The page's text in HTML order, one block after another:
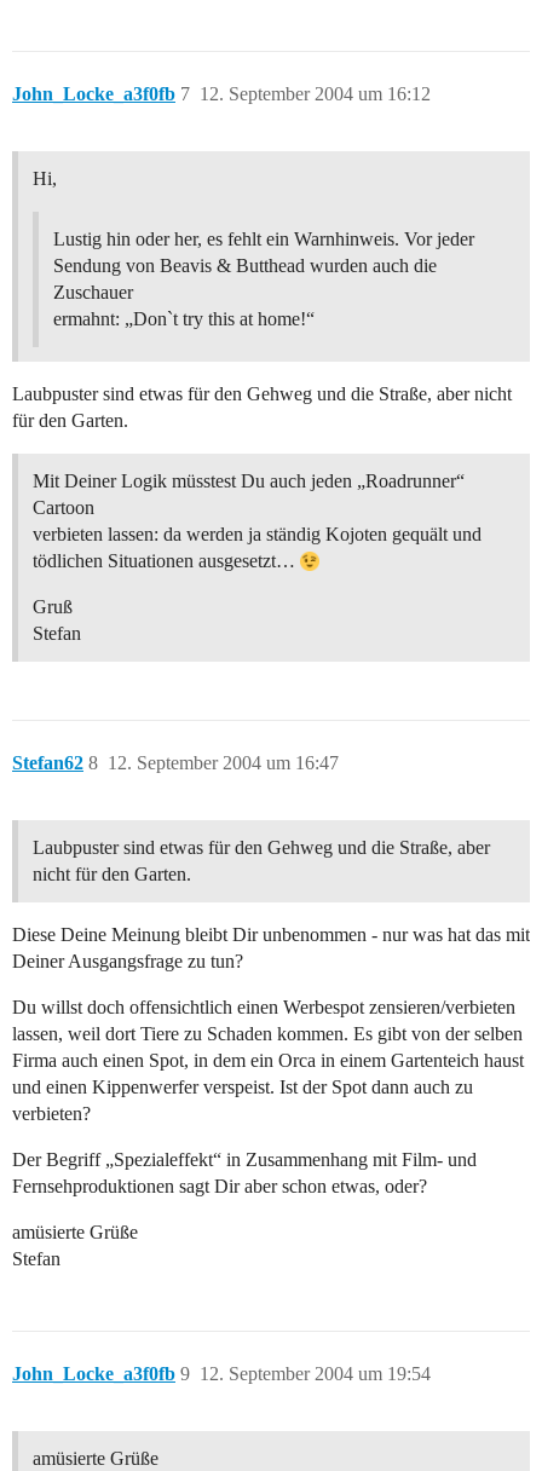
John_Locke_a3f0fb 12. September 2004 um 16:12
7
Hi,
Lustig hin oder her, es fehlt ein Warnhinweis. Vor jeder
Sendung von Beavis & Butthead wurden auch die
Zuschauer
ermahnt: „Don`t try this at home!“
Laubpuster sind etwas für den Gehweg und die Straße, aber nicht
für den Garten.
Mit Deiner Logik müsstest Du auch jeden „Roadrunner“
Cartoon
verbieten lassen: da werden ja ständig Kojoten gequält und
tödlichen Situationen ausgesetzt…
Gruß
Stefan
Stefan62 12. September 2004 um 16:47
8
Laubpuster sind etwas für den Gehweg und die Straße, aber
nicht für den Garten.
Diese Deine Meinung bleibt Dir unbenommen - nur was hat das mit
Deiner Ausgangsfrage zu tun?
Du willst doch offensichtlich einen Werbespot zensieren/verbieten
lassen, weil dort Tiere zu Schaden kommen. Es gibt von der selben
Firma auch einen Spot, in dem ein Orca in einem Gartenteich haust
und einen Kippenwerfer verspeist. Ist der Spot dann auch zu
verbieten?
Der Begriff „Spezialeffekt“ in Zusammenhang mit Film- und
Fernsehproduktionen sagt Dir aber schon etwas, oder?
amüsierte Grüße
Stefan
John_Locke_a3f0fb 12. September 2004 um 19:54
9
amüsierte Grüße